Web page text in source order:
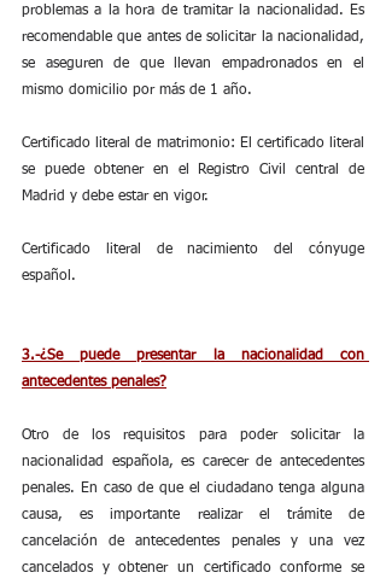
problemas a la hora de tramitar la nacionalidad. Es
recomendable que antes de solicitar la nacionalidad,
se aseguren de que llevan empadronados en el
mismo domicilio por más de 1 año.
Certificado literal de matrimonio: El certificado literal
se puede obtener en el Registro Civil central de
Madrid y debe estar en vigor.
Certificado literal de nacimiento del cónyuge
español.
3.-¿Se puede presentar la nacionalidad con
antecedentes penales?
Otro de los requisitos para poder solicitar la
nacionalidad española, es carecer de antecedentes
penales. En caso de que el ciudadano tenga alguna
causa, es importante realizar el trámite de
cancelación de antecedentes penales y una vez
cancelados y obtener un certificado conforme se